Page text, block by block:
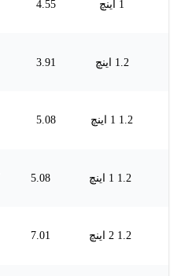
1 اینچ 4.55
1.2 اینچ 3.91
1.2 1 اینچ 5.08
1.2 1 اینچ 5.08
1.2 2 اینچ 7.01